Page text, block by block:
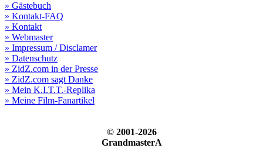
» Gästebuch
» Kontakt-FAQ
» Kontakt
» Webmaster
» Impressum / Disclamer
» Datenschutz
» ZidZ.com in der Presse
» ZidZ.com sagt Danke
» Mein K.I.T.T.-Replika
» Meine Film-Fanartikel
© 2001-2026
GrandmasterA